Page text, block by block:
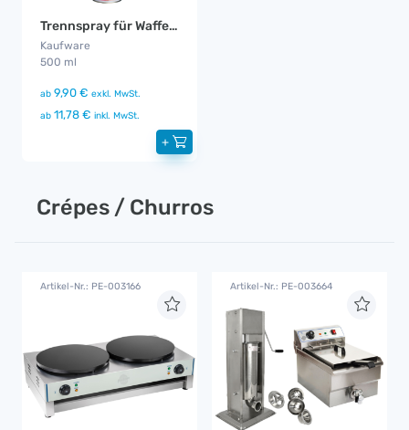
Trennspray für Waffeln
Kaufware
500 ml
ab 9,90 € exkl. MwSt.
ab 11,78 € inkl. MwSt.
+
Crépes / Churros
Artikel-Nr.: PE-003166 Artikel-Nr.: PE-003664